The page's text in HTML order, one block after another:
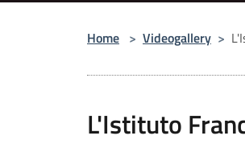
Home > Videogallery >
L'Istituto